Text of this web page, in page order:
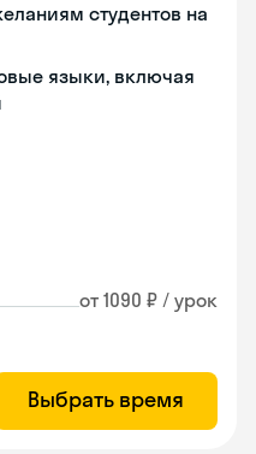
студентов на
языки, включая
от 1090 ₽ / урок
Выбрать время